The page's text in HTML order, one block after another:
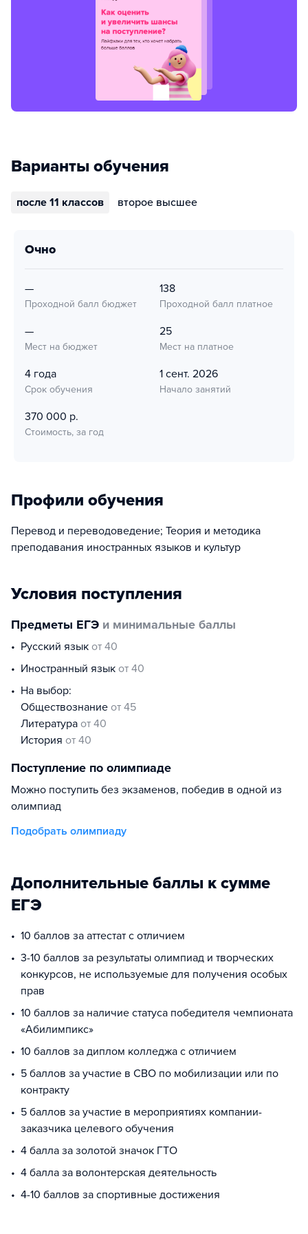
Варианты обучения
после 11 классов второе высшее
очно
—
Проходной балл бюджет
138
Проходной балл платное
—
Мест на бюджет
25
Мест на платное
4 года
Срок обучения
1 сент. 2026
Начало занятий
370 000 р.
Стоимость, за год
Профили обучения
Перевод и переводоведение; Теория и методика
преподавания иностранных языков и культур
Условия поступления
Предметы ЕГЭ и минимальные баллы
русский язык от 40
иностранный язык от 40
На выбор:
обществознание от 45
литература от 40
история от 40
Поступление по олимпиаде
Можно поступить без экзаменов, победив в одной из
олимпиад
Подобрать олимпиаду
Дополнительные баллы к сумме
ЕГЭ
10 баллов за аттестат с отличием
3-10 баллов за результаты олимпиад и творческих
конкурсов, не используемые для получения особых
прав
10 баллов за наличие статуса победителя чемпионата
«Абилимпикс»
10 баллов за диплом колледжа с отличием
5 баллов за участие в СВО по мобилизации или по
контракту
5 баллов за участие в мероприятиях компании-
заказчика целевого обучения
4 балла за золотой значок ГТО
4 балла за волонтерская деятельность
4-10 баллов за спортивные достижения